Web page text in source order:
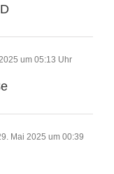
um 05:13 Uhr
Mai 2025 um 00:39